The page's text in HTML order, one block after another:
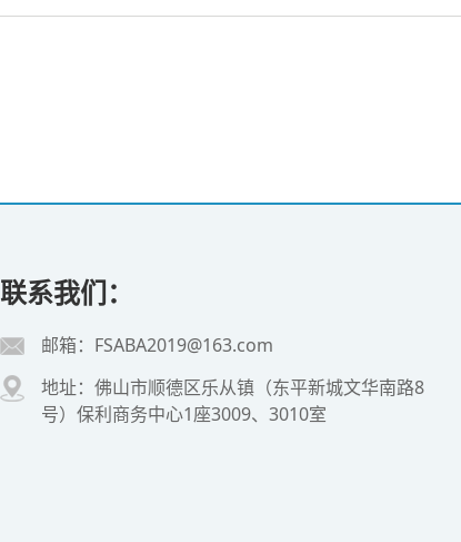
联系我们：
邮箱：FSABA2019@163.com
地址：佛山市顺德区乐从镇（东平新城文华南路8
号）保利商务中心1座3009、3010室